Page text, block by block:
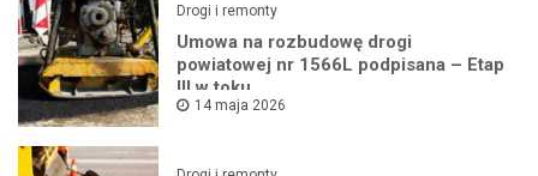
Drogi i remonty
Umowa na rozbudowę drogi
powiatowej nr 1566L podpisana – Etap
III w toku
14 maja 2026